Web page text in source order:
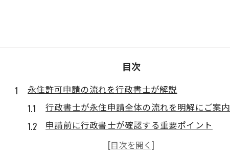
目次
永住許可申請の流れを行政書士が解説
行政書士が永住申請全体の流れを明解にご案内
申請前に行政書士が確認する重要ポイント
行政書士に依頼する際の流れと申請準備の手順